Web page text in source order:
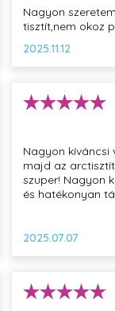
Nagyon
tisztít,nem okoz
2025.11.12
Nagyon kíváncsi
majd az
szuper! Nagyon
és hatékonyan
2025.07.07